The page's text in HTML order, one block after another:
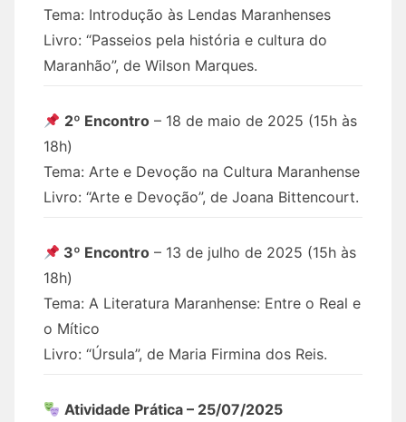
Tema: Introdução às Lendas Maranhenses
Livro: “Passeios pela história e cultura do
Maranhão”, de Wilson Marques.
2º Encontro – 18 de maio de 2025 (15h às
18h)
Tema: Arte e Devoção na Cultura Maranhense
Livro: “Arte e Devoção”, de Joana Bittencourt.
3º Encontro – 13 de julho de 2025 (15h às
18h)
Tema: A Literatura Maranhense: Entre o Real e
o Mítico
Livro: “Úrsula”, de Maria Firmina dos Reis.
Atividade Prática – 25/07/2025